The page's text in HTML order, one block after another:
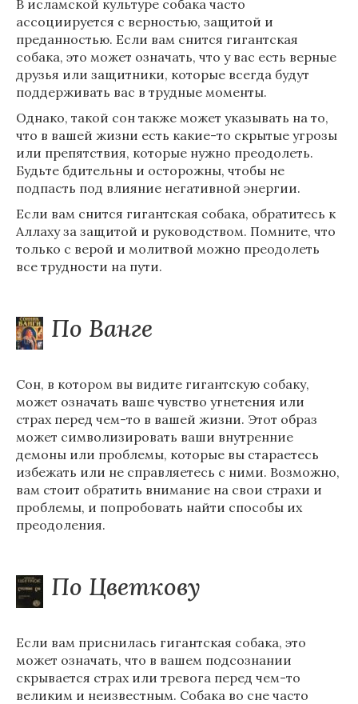
В исламской культуре собака часто
ассоциируется с верностью, защитой и
преданностью. Если вам снится гигантская
собака, это может означать, что у вас есть верные
друзья или защитники, которые всегда будут
поддерживать вас в трудные моменты.
Однако, такой сон также может указывать на то,
что в вашей жизни есть какие-то скрытые угрозы
или препятствия, которые нужно преодолеть.
Будьте бдительны и осторожны, чтобы не
подпасть под влияние негативной энергии.
Если вам снится гигантская собака, обратитесь к
Аллаху за защитой и руководством. Помните, что
только с верой и молитвой можно преодолеть
все трудности на пути.
По Ванге
Сон, в котором вы видите гигантскую собаку,
может означать ваше чувство угнетения или
страх перед чем-то в вашей жизни. Этот образ
может символизировать ваши внутренние
демоны или проблемы, которые вы стараетесь
избежать или не справляетесь с ними. Возможно,
вам стоит обратить внимание на свои страхи и
проблемы, и попробовать найти способы их
преодоления.
По Цветкову
Если вам приснилась гигантская собака, это
может означать, что в вашем подсознании
скрывается страх или тревога перед чем-то
великим и неизвестным. Собака во сне часто